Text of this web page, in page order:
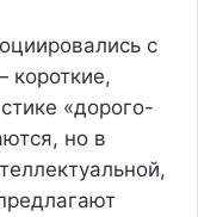
с
короткие,
«дорого-
но в